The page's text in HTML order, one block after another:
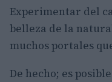
Experimentar del
belleza de la
muchos portales
De hecho; es